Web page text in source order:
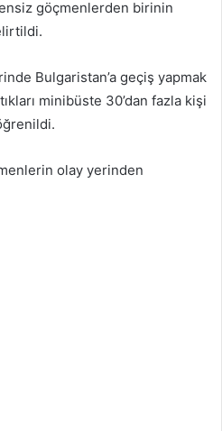
göçmenlerden birinin
Bulgaristan’a geçiş yapmak
minibüste 30’dan fazla kişi
olay yerinden